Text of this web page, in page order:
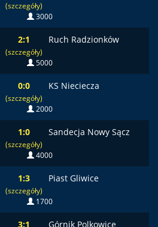
(szczegóły)
3000
2:1
(szczegóły)
Ruch Radzionków
5000
0:0
(szczegóły)
KS Nieciecza
2000
1:0
(szczegóły)
Sandecja Nowy Sącz
4000
1:3
(szczegóły)
Piast Gliwice
1700
3:1 Górnik Polkowice